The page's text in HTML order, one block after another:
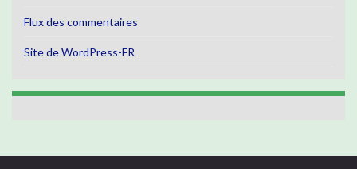
Flux des commentaires
Site de WordPress-FR